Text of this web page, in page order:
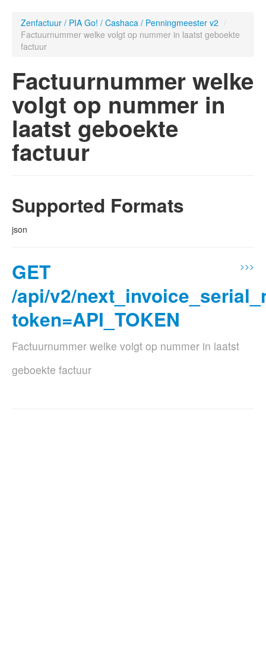
Zenfactuur / PIA Go! / Cashaca / Penningmeester v2 /
Factuurnummer welke volgt op nummer in laatst geboekte
factuur
Factuurnummer welke
volgt op nummer in
laatst geboekte
factuur
Supported Formats
json
>>>
GET
/api/v2/
token=API_TOKEN
Factuurnummer welke volgt op nummer in laatst
geboekte factuur